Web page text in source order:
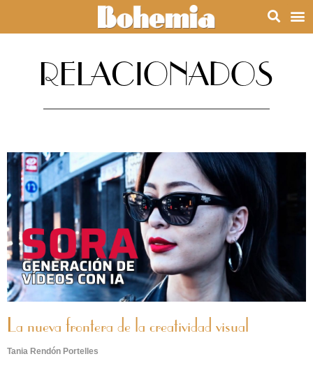
RELACIONADOS
La nueva frontera de la creatividad visual
Tania Rendón Portelles